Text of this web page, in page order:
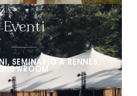
Eventi
SEMINARIO A RENNES,
SHOWROOM